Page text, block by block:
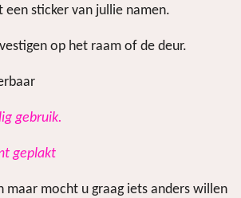
sticker van jullie namen.
op het raam of de deur.
gebruik.
geplakt
maar mocht u graag iets anders willen